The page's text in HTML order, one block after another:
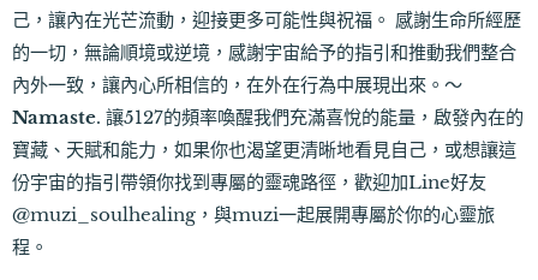
己，讓內在光芒流動，迎接更多可能性與祝福。 感謝生命所經歷
的一切，無論順境或逆境，感謝宇宙給予的指引和推動我們整合
內外一致，讓內心所相信的，在外在行為中展現出來。～
Namaste. 讓5127的頻率喚醒我們充滿喜悅的能量，啟發內在的
寶藏、天賦和能力，如果你也渴望更清晰地看見自己，或想讓這
份宇宙的指引帶領你找到專屬的靈魂路徑，歡迎加Line好友
@muzi_soulhealing，與muzi一起展開專屬於你的心靈旅
程。